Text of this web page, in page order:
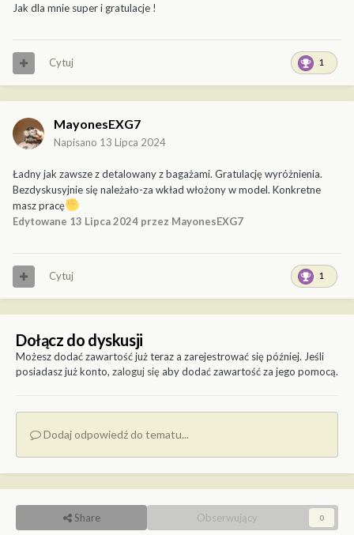
Jak dla mnie super i gratulacje !
1
Cytuj
MayonesEXG7
Napisano 13 Lipca 2024
Ładny jak zawsze z detalowany z bagażami. Gratulację wyróżnienia.
Bezdyskusyjnie się należało-za wkład włożony w model. Konkretne
masz pracę
Edytowane 13 Lipca 2024 przez MayonesEXG7
1
Cytuj
Dołącz do dyskusji
Możesz dodać zawartość już teraz a zarejestrować się później. Jeśli
posiadasz już konto, zaloguj sięaby dodać zawartość za jego pomocą.
Dodaj odpowiedź do tematu...
Share Obserwujący 0